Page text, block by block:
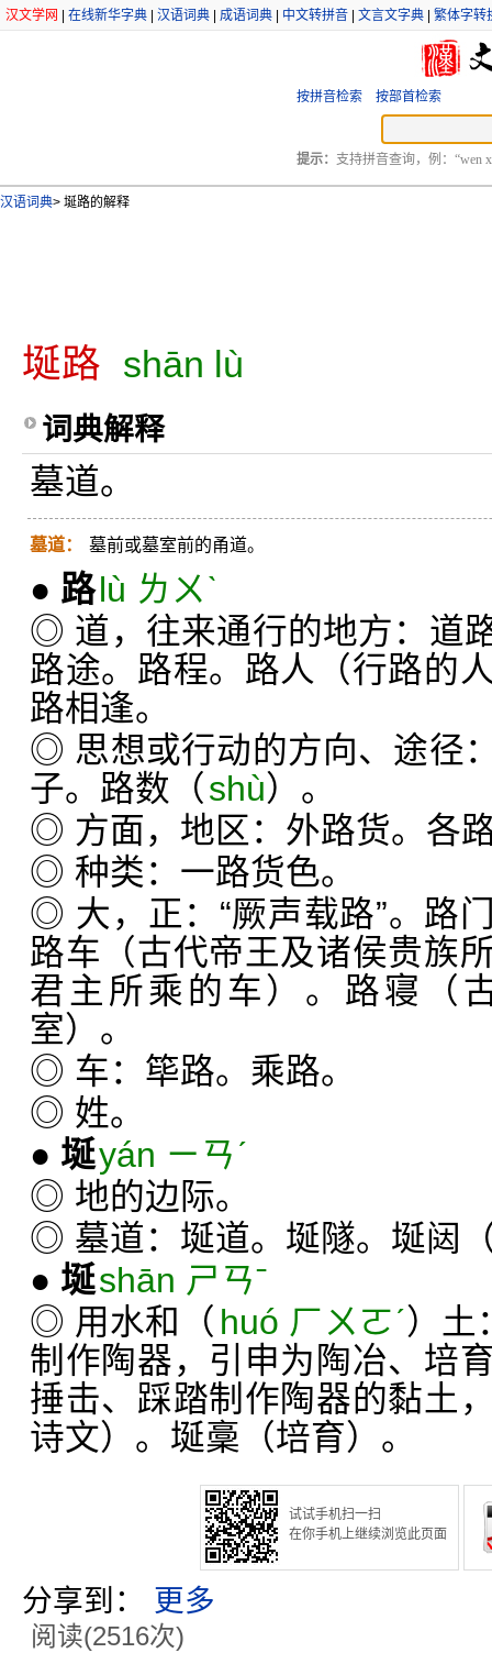
汉文学网 在线新华字典 汉语词典 成语词典 中文转拼音 文言文字典 繁体字转
按拼音检索 按部首检索
提示： 支持拼音查询，例：“wen
汉语词典> 埏路的解释
埏路 shān lù
词典解释
墓道。
墓道： 墓前或墓室前的甬道。
● 路lù ㄌㄨˋ
◎ 道，往来通行的地方：道
路途。路程。路人（行路的
路相逢。
◎ 思想或行动的方向、途径
子。路数（shù）。
◎ 方面，地区：外路货。各
◎ 种类：一路货色。
◎ 大，正：“厥声载路”。路
路车（古代帝王及诸侯贵族
君主所乘的车）。路寝（
室）。
◎ 车：筚路。乘路。
◎ 姓。
● 埏yán ㄧㄢˊ
◎ 地的边际。
◎ 墓道：埏道。埏隧。埏闼
● 埏shān ㄕㄢˉ
◎ 用水和（ huó ㄏㄨㄛˊ）土
制作陶器，引申为陶冶、培
捶击、踩踏制作陶器的黏土
诗文）。埏稾（培育）。
试试手机扫一扫
在你手机上继续浏览此页面
分享到： 更多
阅读(2516次)